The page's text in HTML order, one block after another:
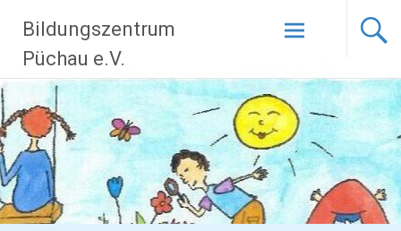
Inhalt
springen
Bildungszentrum
Püchau e.V.